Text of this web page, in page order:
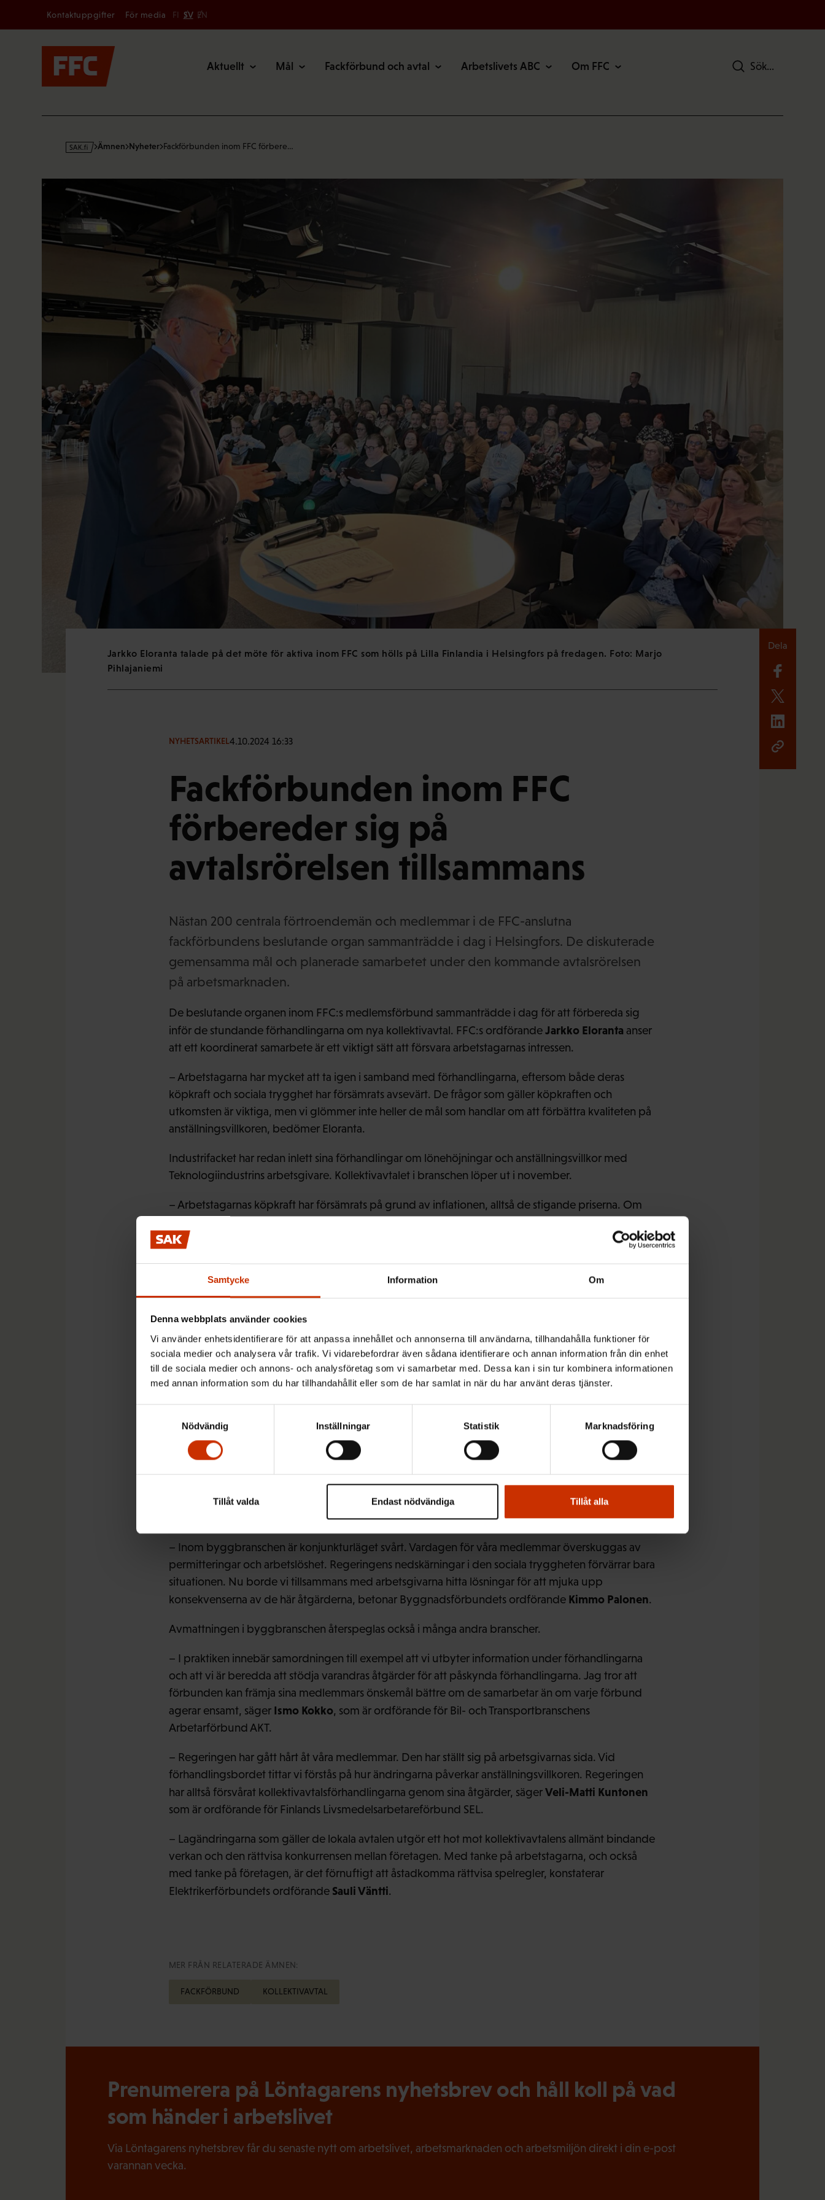
Samtycke Information Om
Denna webbplats använder cookies
Vi använder enhetsidentifierare för att anpassa innehållet och annonserna till användarna, tillhandahålla funktioner för
sociala medier och analysera vår trafik. Vi vidarebefordrar även sådana identifierare och annan information från din enhet
till de sociala medier och annons- och analysföretag som vi samarbetar med. Dessa kan i sin tur kombinera informationen
med annan information som du har tillhandahållit eller som de har samlat in när du har använt deras tjänster.
Nödvändig
Inställningar Statistik Marknadsföring
Endast nödvändiga
Tillåt valda Tillåt alla
Secondary
Kontaktuppgifter För media FI SV EN
Aktuellt Mål Fackförbund och avtal Arbetslivets ABC Om FFC Sök
s
Ämnen Nyheter Fackförbunden inom FFC förbere…
Jarkko Eloranta talade på det möte för aktiva inom FFC som hölls på Lilla Finlandia i Helsingfors på fredagen. Foto: Marjo
Pihlajaniemi
NYHETSARTIKEL4.10.2024 16:33
Fackförbunden inom FFC
förbereder sig på
avtalsrörelsen tillsammans
Nästan 200 centrala förtroendemän och medlemmar i de FFC-anslutna
fackförbundens beslutande organ sammanträdde i dag i Helsingfors. De diskuterade
gemensamma mål och planerade samarbetet under den kommande avtalsrörelsen
på arbetsmarknaden.
De beslutande organen inom FFC:s medlemsförbund sammanträdde i dag för att förbereda sig
inför de stundande förhandlingarna om nya kollektivavtal. FFC:s ordförandeJarkko Eloranta anser
att ett koordinerat samarbete är ett viktigt sätt att försvara arbetstagarnas intressen.
– Arbetstagarna har mycket att ta igen i samband med förhandlingarna, eftersom både deras
köpkraft och sociala trygghet har försämrats avsevärt. De frågor som gäller köpkraften och
utkomsten är viktiga, men vi glömmer inte heller de mål som handlar om att förbättra kvaliteten på
anställningsvillkoren, bedömer Eloranta.
Industrifacket har redan inlett sina förhandlingar om lönehöjningar och anställningsvillkor med
Teknologiindustrins arbetsgivare. Kollektivavtalet i branschen löper ut i november.
– Arbetstagarnas köpkraft har försämrats på grund av inflationen, alltså de stigande priserna. Om
euro. Det här vill hela den FFC-anslutna rörelsen ändra på. En sådan förändring kommer vi nu
Riku Aalto
förlorat mer. De drabbas också hårt av försämringarna av bostadsbidraget och utkomstskyddet för
arbetslösa. Det här, tillsammans med FFC-förbundens långa tradition av solidarisk lönepolitik, är
goda skäl för arbetstagarna inom den privata servicesektorn att delta i beredningen av
samordningen, konstaterarAnnika Rönni-Sällinen, som är ordförande för Servicefacket PAM.
Förbundet för den offentliga sektorn och välfärdsområdena JHL avslutar avtalsrörelsen. JHL
förhandlar om sina arbets- och tjänstekollektivavtal först våren 2025.
– Förbunden förhandlar och avtalar självständigt om sina kollektivavtal. Spelöppningen under
de avtal som förhandlas fram senare. För våra medlemmar saknar det alltså inte betydelse hurdana
avtal som ingås under vintern, även om lösningarna för förbundets del görs vid de
kollektivavtalsbord där vi är representerade, påpekar JHL:s ordförande Håkan Ekström.
– Inom byggbranschen är konjunkturläget svårt. Vardagen för våra medlemmar överskuggas av
permitteringar och arbetslöshet. Regeringens nedskärningar i den sociala tryggheten förvärrar bara
situationen. Nu borde vi tillsammans med arbetsgivarna hitta lösningar för att mjuka upp
konsekvenserna av de här åtgärderna, betonar Byggnadsförbundets ordförande Kimmo Palonen.
Avmattningen i byggbranschen återspeglas också i många andra branscher.
– I praktiken innebär samordningen till exempel att vi utbyter information under förhandlingarna
och att vi är beredda att stödja varandras åtgärder för att påskynda förhandlingarna. Jag tror att
förbunden kan främja sina medlemmars önskemål bättre om de samarbetar än om varje förbund
agerar ensamt, säger Ismo Kokko, som är ordförande för Bil- och Transportbranschens
Arbetarförbund AKT.
– Regeringen har gått hårt åt våra medlemmar. Den har ställt sig på arbetsgivarnas sida. Vid
förhandlingsbordet tittar vi förstås på hur ändringarna påverkar anställningsvillkoren. Regeringen
har alltså försvårat kollektivavtalsförhandlingarna genom sina åtgärder, sägerVeli-Matti Kuntonen
som är ordförande för Finlands Livsmedelsarbetareförbund SEL.
– Lagändringarna som gäller de lokala avtalen utgör ett hot mot kollektivavtalens allmänt bindande
verkan och den rättvisa konkurrensen mellan företagen. Med tanke på arbetstagarna, och också
med tanke på företagen, är det förnuftigt att åstadkomma rättvisa spelregler, konstaterar
Elektrikerförbundets ordförande Sauli Väntti.
MER FRÅN RELATERADE ÄMNEN:
FACKFÖRBUND KOLLEKTIVAVTAL
Prenumerera på Löntagarens nyhetsbrev och håll koll på vad
som händer i arbetslivet
Via Löntagarens nyhetsbrev får du senaste nytt om arbetslivet, arbetsmarknaden och arbetsmiljön direkt i din e-post
varannan vecka.
Dela